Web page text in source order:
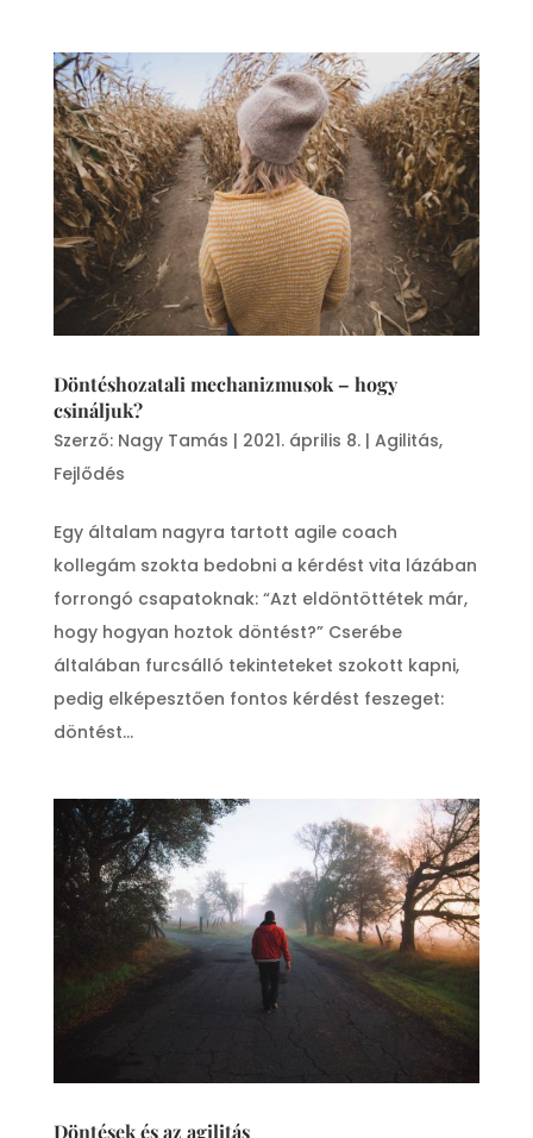
Döntéshozatali mechanizmusok – hogy
csináljuk?
Szerző: Nagy Tamás | 2021. április 8.| Agilitás,
Fejlődés
Egy általam nagyra tartott agile coach
kollegám szokta bedobni a kérdést vita lázában
forrongó csapatoknak: “Azt eldöntöttétek már,
hogy hogyan hoztok döntést?” Cserébe
általában furcsálló tekinteteket szokott kapni,
pedig elképesztően fontos kérdést feszeget:
döntést...
Döntések és az agilitás